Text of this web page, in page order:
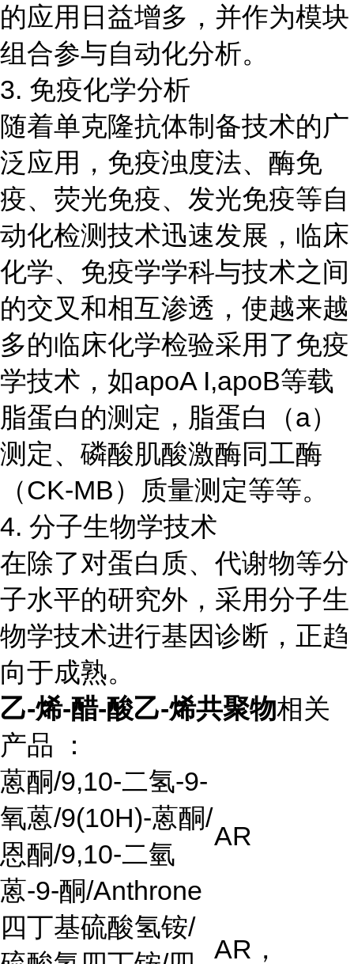
的应用日益增多，并作为模块
组合参与自动化分析。
3. 免疫化学分析
随着单克隆抗体制备技术的广
泛应用，免疫浊度法、酶免
疫、荧光免疫、发光免疫等自
动化检测技术迅速发展，临床
化学、免疫学学科与技术之间
的交叉和相互渗透，使越来越
多的临床化学检验采用了免疫
学技术，如apoA I,apoB等载
脂蛋白的测定，脂蛋白（a）
测定、磷酸肌酸激酶同工酶
（CK-MB）质量测定等等。
4. 分子生物学技术
在除了对蛋白质、代谢物等分
子水平的研究外，采用分子生
物学技术进行基因诊断，正趋
向于成熟。
乙-烯-醋-酸乙-烯共聚物相关
产品 ：
蒽酮/9,10-二氢-9-
氧蒽/9(10H)-蒽酮/
恩酮/9,10-二氫
蒽-9-酮/Anthrone
AR
四丁基硫酸氢铵/
AR ，